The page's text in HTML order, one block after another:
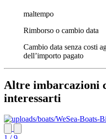
maltempo
Rimborso o cambio data
Cambio data senza costi
dell’importo pagato
Altre imbarcazioni
interessarti